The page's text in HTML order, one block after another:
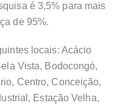
é 3,5% para mais
de 95%.
locais: Acácio
Vista, Bodocongó,
Centro, Conceição,
Estação Velha,